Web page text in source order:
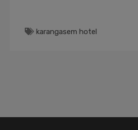
karangasem hotel